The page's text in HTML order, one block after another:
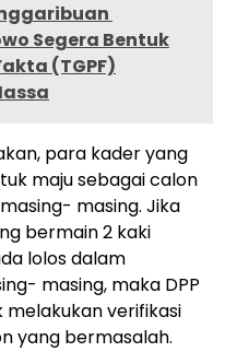
Segera Bentuk
(TGPF)
para kader yang
maju sebagai calon
masing. Jika
bermain 2 kaki
lolos dalam
masing, maka DPP
melakukan verifikasi
yang bermasalah.